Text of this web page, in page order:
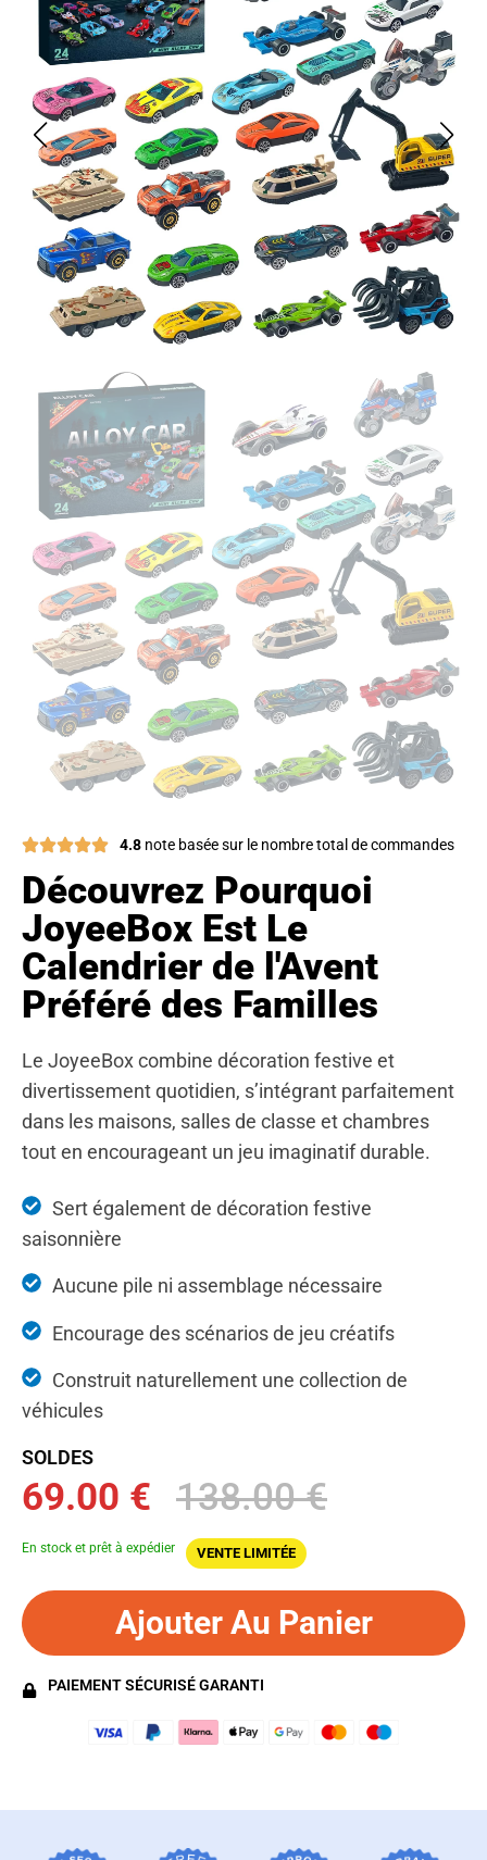
4.8 note basée sur le nombre total de commandes
Découvrez Pourquoi
JoyeeBox Est Le
Calendrier de l'Avent
Préféré des Familles
Le JoyeeBox combine décoration festive et
divertissement quotidien, s’intégrant parfaitement
dans les maisons, salles de classe et chambres
tout en encourageant un jeu imaginatif durable.
Sert également de décoration festive
saisonnière
Aucune pile ni assemblage nécessaire
Encourage des scénarios de jeu créatifs
Construit naturellement une collection de
véhicules
SOLDES
69.00 € 138.00 €
En stock et prêt à expédier VENTE LIMITÉE
Ajouter Au Panier
PAIEMENT SÉCURISÉ GARANTI